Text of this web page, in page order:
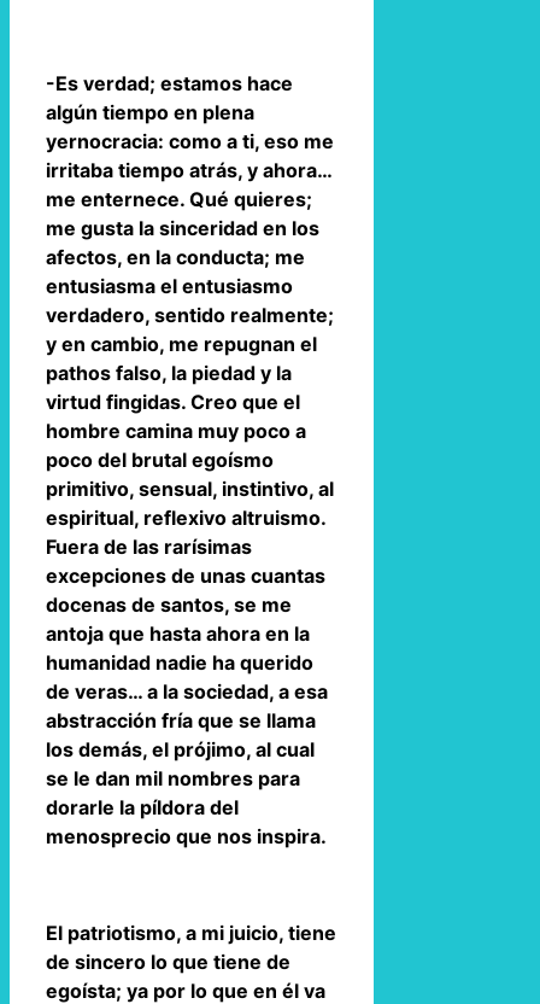
-Es verdad; estamos hace
algún tiempo en plena
yernocracia: como a ti, eso me
irritaba tiempo atrás, y ahora…
me enternece. Qué quieres;
me gusta la sinceridad en los
afectos, en la conducta; me
entusiasma el entusiasmo
verdadero, sentido realmente;
y en cambio, me repugnan el
pathos falso, la piedad y la
virtud fingidas. Creo que el
hombre camina muy poco a
poco del brutal egoísmo
primitivo, sensual, instintivo, al
espiritual, reflexivo altruismo.
Fuera de las rarísimas
excepciones de unas cuantas
docenas de santos, se me
antoja que hasta ahora en la
humanidad nadie ha querido
de veras… a la sociedad, a esa
abstracción fría que se llama
los demás, el prójimo, al cual
se le dan mil nombres para
dorarle la píldora del
menosprecio que nos inspira.
El patriotismo, a mi juicio, tiene
de sincero lo que tiene de
egoísta; ya por lo que en él va